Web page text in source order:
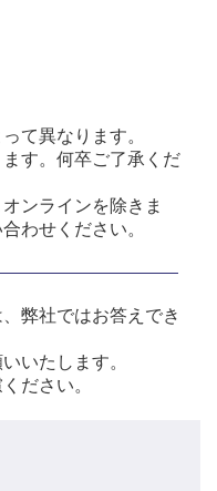
て異なります。
す。何卒ご了承くだ
ンラインを除きま
わせください。
弊社ではお答えでき
いたします。
ださい。